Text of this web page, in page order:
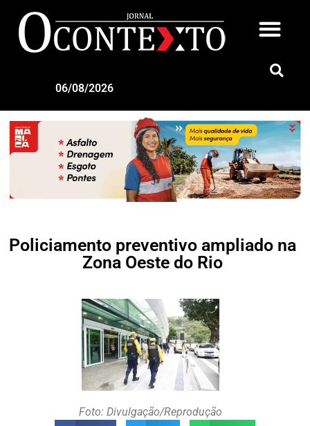
06/08/2026
Policiamento preventivo ampliado na
Zona Oeste do Rio
Foto: Divulgação/Reprodução